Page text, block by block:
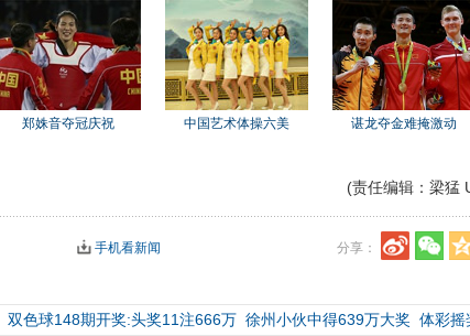
郑姝音夺冠庆祝 中国艺术体操六美 谌龙夺金难掩激动
(责任编辑：梁猛
分享：
手机看新闻
双色球148期开奖:头奖11注666万 徐州小伙中得639万大奖 体彩摇